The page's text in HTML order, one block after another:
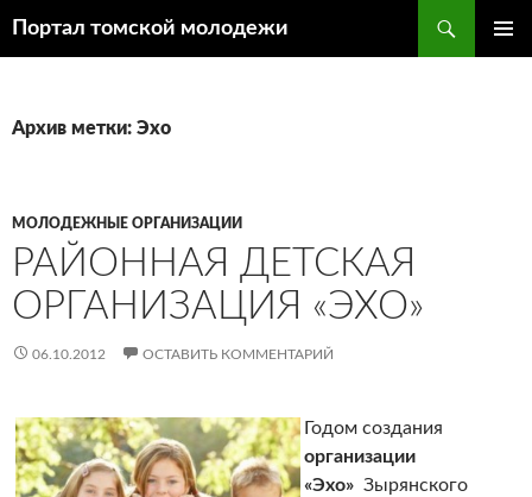
Портал томской молодежи
Архив метки: Эхо
МОЛОДЕЖНЫЕ ОРГАНИЗАЦИИ
РАЙОННАЯ ДЕТСКАЯ
ОРГАНИЗАЦИЯ «ЭХО»
06.10.2012 ОСТАВИТЬ КОММЕНТАРИЙ
Годом создания
организации
«Эхо» Зырянского